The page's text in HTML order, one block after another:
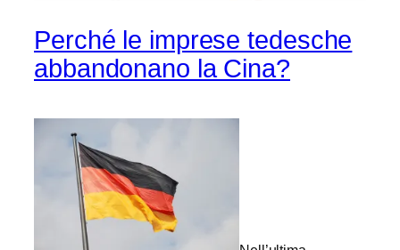
Perché le imprese tedesche
abbandonano la Cina?